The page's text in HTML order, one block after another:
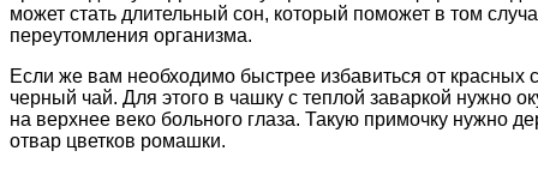
может стать длительный сон, который поможет в том
переутомления организма.
Если же вам необходимо быстрее избавиться от красных
черный чай. Для этого в чашку с теплой заваркой нужно
на верхнее веко больного глаза. Такую примочку нужно
отвар цветков ромашки.